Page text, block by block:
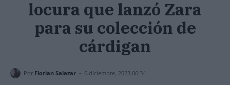
locura que lanzó Zara
para su colección de
cárdigan
Por Florian Salazar - 6 diciembre, 2023 06:34